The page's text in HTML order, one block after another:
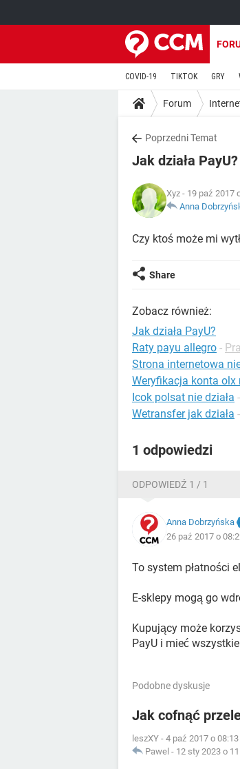
COVID-19 TIKTOK GRY
Forum
Poprzedni Temat
Jak działa PayU?
Xyz - 19 paź 2017
Anna
Czy ktoś może mi
Share
Zobacz również:
Jak działa PayU?
Raty payu allegro -
Strona internetowa
Weryfikacja konta olx
Icok polsat nie działa -
Wetransfer jak działa -
1 odpowiedzi
ODPOWIEDŹ 1 / 1
Anna Dobrzyńska
26 paź 2017 o
To system płatności
E-sklepy mogą go
Kupujący może
PayU i mieć
Podobne dyskusje
Jak cofnąć
leszXY - 4 paź 2017 o 08:13
Pawel - 12 sty 2023 o